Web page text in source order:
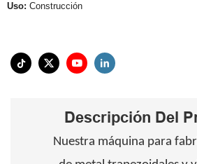
Uso: Construcción
Descripción Del
Nuestra máquina para